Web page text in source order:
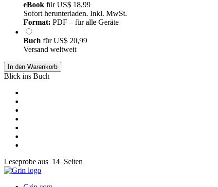
eBook fürUS$ 18,99
Sofort herunterladen. Inkl. MwSt.
Format: PDF – für alle Geräte
Buch fürUS$ 20,99
Versand weltweit
In den Warenkorb
Blick ins Buch
Leseprobe aus 14 Seiten